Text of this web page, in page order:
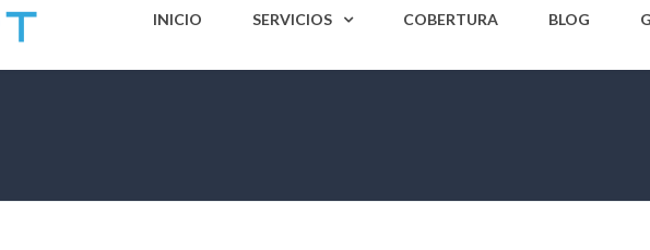
INICIO SERVICIOS COBERTURA BLOG